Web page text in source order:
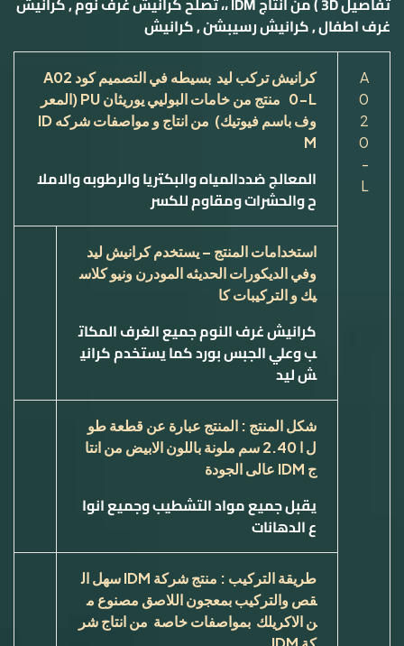
غرف اطفال , كرانيش رسيبشن , كرانيش
A
0
2
0
-
L
كرانيش تركب ليد بسيطه في التصميم كود A02
0-L منتج من خامات البوليي يوريثانPU(المعر
وف باسم فيوتيك) من انتاج و مواصفات شركهID
M
المعالج ضددالمياه والبكتريا والرطوبه والاملا
ح والحشرات ومقاوم للكسر
استخدامات المنتج – يستخدم كرانيش ليد
وفي الديكورات الحديثه المودرن ونيو كلاس
يك و التركيبات كا
كرانيشغرف النوم جميع الغرف المكات
بوعلي الجبس بورد كما يستخدم كراني
ش ليد
شكل المنتج : المنتج عبارة عن قطعة طو
ل ا 2.40 سم ملونة باللون الابيض من انتا
ج IDM عالى الجودة
يقبل جميع مواد التشطيب وجميع انوا
ع الدهانات
طريقة التركيب : منتج شركة IDMسهل ال
قص والتركيب بمعجون اللاصق مصنوع م
ن الاكريلك بمواصفات خاصة من انتاج شر